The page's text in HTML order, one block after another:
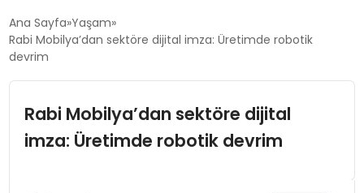
SIYASET
EKONOMI
Ana Sayfa Yaşam
Rabi Mobilya’dan sektöre dijital imza: Üretimde robotik
devrim
Rabi Mobilya’dan sektöre dijital
imza: Üretimde robotik devrim